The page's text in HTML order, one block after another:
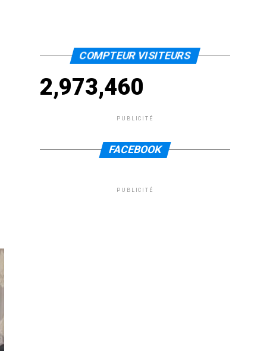
COMPTEUR VISITEURS
2,973,460
PUBLICITÉ
FACEBOOK
PUBLICITÉ